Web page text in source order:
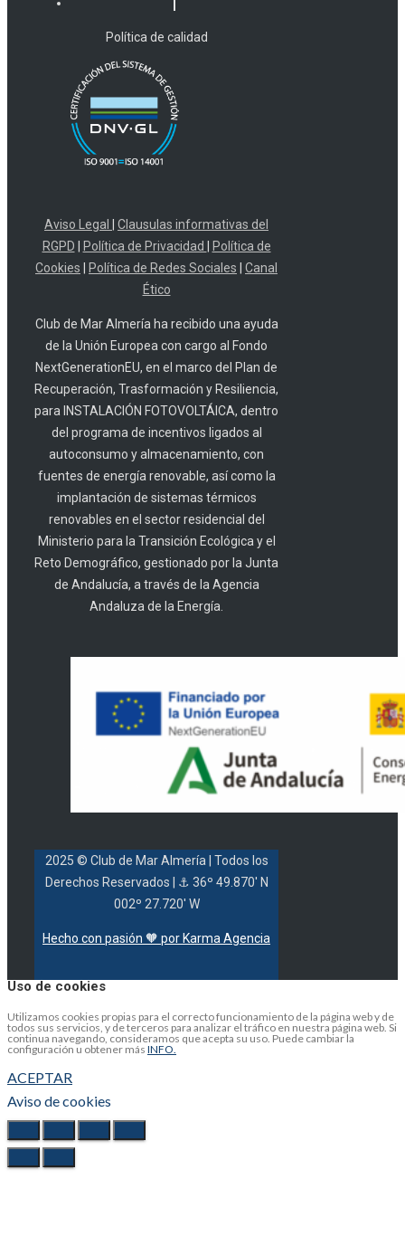
Política de calidad
Aviso Legal
Clausulas informativas del
RGPD
Política de Privacidad
Política de
Cookies
Política de Redes Sociales
Canal
Ético
Club de Mar Almería ha recibido una ayuda
de la Unión Europea con cargo al Fondo
NextGenerationEU, en el marco del Plan de
Recuperación, Trasformación y Resiliencia,
para INSTALACIÓN FOTOVOLTÁICA, dentro
del programa de incentivos ligados al
autoconsumo y almacenamiento, con
fuentes de energía renovable, así como la
implantación de sistemas térmicos
renovables en el sector residencial del
Ministerio para la Transición Ecológica y el
Reto Demográfico, gestionado por la Junta
de Andalucía, a través de la Agencia
Andaluza de la Energía.
2025 © Club de Mar Almería
| Todos los
Derechos Reservados |
⚓ 36º 49.870' N
002º 27.720' W
Hecho con pasión 🧡 por Karma Agencia
Uso de cookies
Utilizamos cookies propias para el correcto funcionamiento de la página web y de
todos sus servicios, y de terceros para analizar el tráfico en nuestra página web. Si
continua navegando, consideramos que acepta su uso. Puede cambiar la
configuración u obtener más INFO.
ACEPTAR
Aviso de cookies